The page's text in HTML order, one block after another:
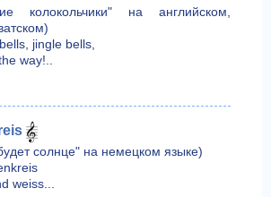
колокольчики" на английском,
jingle bells,
way!..
солнце" на немецком языке)
weiss...